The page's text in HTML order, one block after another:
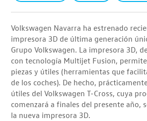
Volkswagen Navarra ha estrenado
impresora 3D de última generación
Grupo Volkswagen. La impresora 3D,
con tecnología Multijet Fusion,
piezas y útiles (herramientas que
de los coches). De hecho,
útiles del Volkswagen T-Cross, cuya
comenzará a finales del presente año,
la nueva impresora 3D.